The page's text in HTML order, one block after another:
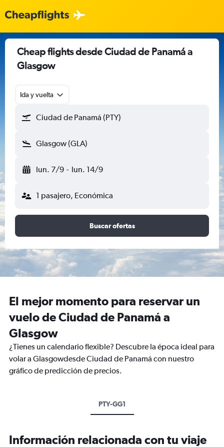
Cheap flights desde Ciudad de Panamá a
Glasgow
Ida y vuelta
Ciudad de Panamá (PTY)
Glasgow (GLA)
lun. 7/9 - lun. 14/9
1 pasajero, Económica
Buscar ofertas
El mejor momento para reservar un
vuelo de Ciudad de Panamá a
Glasgow
¿Tienes un calendario flexible? Descubre la época ideal para
volar a Glasgowdesde Ciudad de Panamá con nuestro
gráfico de predicción de precios.
PTY-GG1
Información relacionada con tu viaje